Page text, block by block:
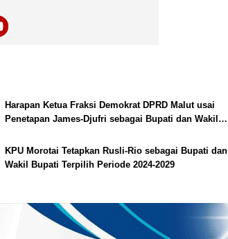
Harapan Ketua Fraksi Demokrat DPRD Malut usai
Penetapan James-Djufri sebagai Bupati dan Wakil
KPU Morotai Tetapkan Rusli-Rio sebagai Bupati dan
Wakil Bupati Terpilih Periode 2024-2029